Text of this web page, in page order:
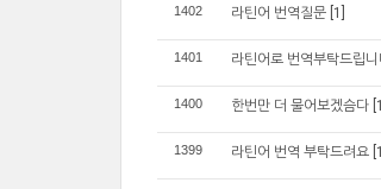
1402 라틴어 번역질문 [1]
1401 라틴어로 번역부탁드립니
1400 한번만 더 물어보겠슴다 [1]
1399 라틴어 번역 부탁드려요 [1]